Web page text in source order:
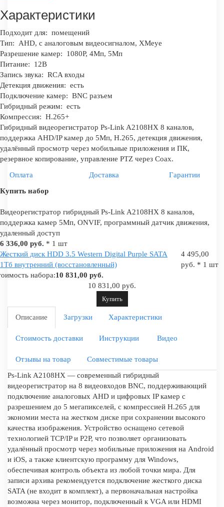
Характеристики
Подходит для: помещений
Тип:
AHD, с аналоговым видеосигналом, XMeye
Разрешение камер:
1080Р, 4Мп, 5Мп
Питание:
12В
Запись звука: RCA входы
Детекция движения: есть
Подключение камер: BNC разъем
Гибридный режим: есть
Компрессия: H.265+
Гибридный видеорегистратор Ps-Link A2108HX 8 каналов,
поддержка AHD/IP камер до 5Мп, H.265, детекция движения,
удалённый просмотр через мобильные приложения и ПК,
резервное копирование, управление PTZ через Coax.
Оплата
Доставка
Гарантии
Купить набор
Видеорегистратор гибридный Ps-Link A2108HX 8 каналов,
поддержка камер 5Мп, ONVIF, программный датчик движения,
удаленный доступ
6 336,00 руб. * 1 шт
Жесткий диск HDD 3.5 Western Digital Purple SATA
1Тб внутренний (восстановленный)
4 495,00
руб. * 1 шт
набора:10 831,00 руб.
10 831,00 руб.
Купить
Описание Загрузки Характеристики
Стоимость доставки Инструкции Видео
Отзывы на товар
Совместимые товары
Ps-Link A2108HX — современный гибридный
видеорегистратор на 8 видеовходов BNC, поддерживающий
подключение аналоговых AHD и цифровых IP камер с
разрешением до 5 мегапикселей, с компрессией H.265 для
экономии места на жестком диске при сохранении высокого
качества изображения. Устройство оснащено сетевой
технологией TCP/IP и P2P, что позволяет организовать
удалённый просмотр через мобильные приложения на Android
и iOS, а также клиентскую программу для Windows,
обеспечивая контроль объекта из любой точки мира. Для
записи архива рекомендуется подключение жесткого диска
SATA (не входит в комплект), а первоначальная настройка
возможна через монитор, подключенный к VGA или HDMI